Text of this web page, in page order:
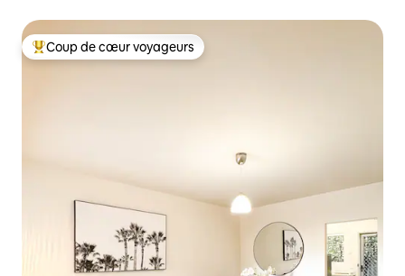
Coups de cœur voyageurs les plus appréciés
Coup de cœur voyageurs